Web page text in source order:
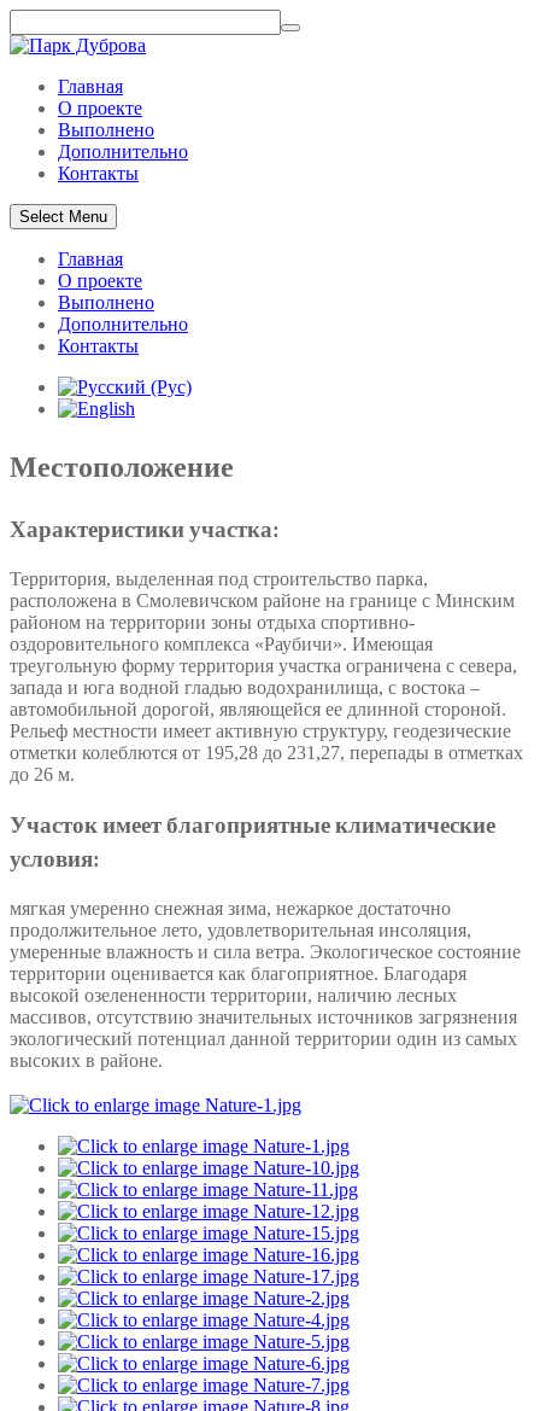
Главная
О проекте
Выполнено
Дополнительно
Контакты
Select Menu
Главная
О проекте
Выполнено
Дополнительно
Контакты
Местоположение
Характеристики участка:
Территория, выделенная под строительство парка,
расположена в Смолевичском районе на границе с Минским
районом на территории зоны отдыха спортивно-
оздоровительного комплекса «Раубичи». Имеющая
треугольную форму территория участка ограничена с севера,
запада и юга водной гладью водохранилища, с востока –
автомобильной дорогой, являющейся ее длинной стороной.
Рельеф местности имеет активную структуру, геодезические
отметки колеблются от 195,28 до 231,27, перепады в отметках
до 26 м.
Участок имеет благоприятные климатические
условия:
мягкая умеренно снежная зима, нежаркое достаточно
продолжительное лето, удовлетворительная инсоляция,
умеренные влажность и сила ветра. Экологическое состояние
территории оценивается как благоприятное. Благодаря
высокой озелененности территории, наличию лесных
массивов, отсутствию значительных источников загрязнения
экологический потенциал данной территории один из самых
высоких в районе.